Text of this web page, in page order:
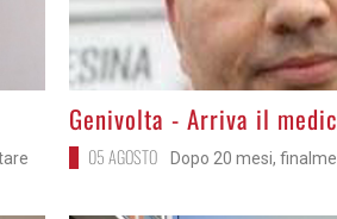
>
Genivolta - Arriva il
05 AGOSTO Dopo 20 mesi,